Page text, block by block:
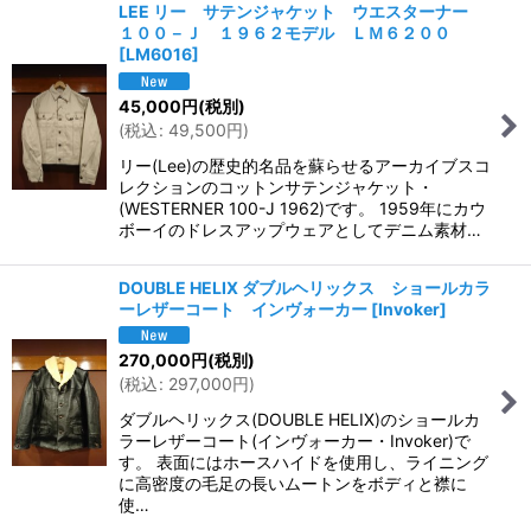
LEE リー サテンジャケット ウエスターナー
１００－Ｊ １９６２モデル ＬＭ６２００
[LM6016]
45,000円(税別)
(税込: 49,500円)
リー(Lee)の歴史的名品を蘇らせるアーカイブスコ
レクションのコットンサテンジャケット・
(WESTERNER 100-J 1962)です。 1959年にカウ
ボーイのドレスアップウェアとしてデニム素材…
DOUBLE HELIX ダブルヘリックス ショールカラ
ーレザーコート インヴォーカー [Invoker]
270,000円(税別)
(税込: 297,000円)
ダブルヘリックス(DOUBLE HELIX)のショールカ
ラーレザーコート(インヴォーカー・Invoker)で
す。 表面にはホースハイドを使用し、ライニング
に高密度の毛足の長いムートンをボディと襟に
使…